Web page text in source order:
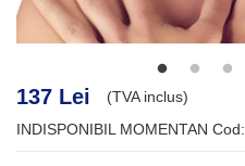
137 Lei
(TVA inclus)
INDISPONIBIL MOMENTAN